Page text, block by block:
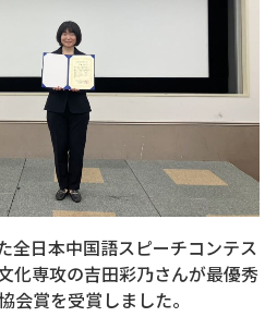
全日本中国語スピーチコンテス
化専攻の吉田彩乃さんが最優秀
会賞を受賞しました。